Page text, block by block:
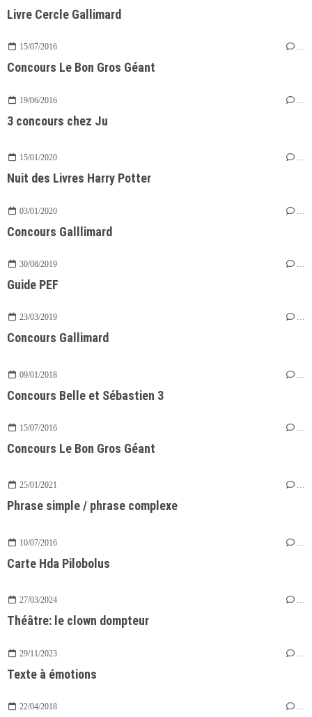
Livre Cercle Gallimard
15/07/2016 …
Concours Le Bon Gros Géant
19/06/2016
3 concours chez Ju
15/01/2020 …
Nuit des Livres Harry Potter
03/01/2020
Concours Galllimard
30/08/2019 …
Guide PEF
23/03/2019 …
Concours Gallimard
09/01/2018
Concours Belle et Sébastien 3
15/07/2016 …
Concours Le Bon Gros Géant
25/01/2021 …
Phrase simple / phrase complexe
10/07/2016
Carte Hda Pilobolus
27/03/2024 …
Théâtre: le clown dompteur
29/11/2023
Texte à émotions
22/04/2018 …